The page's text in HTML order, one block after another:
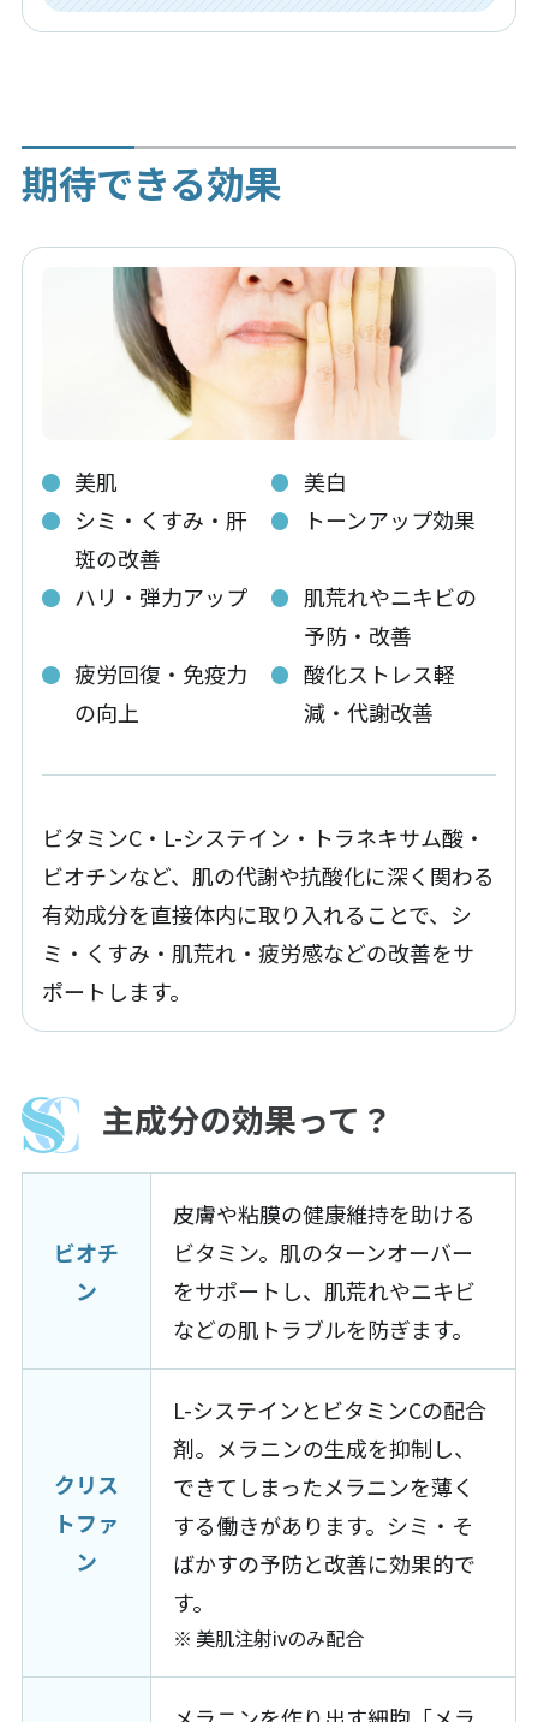
期待できる効果
美肌
美白
シミ・くすみ・肝
斑の改善
トーンアップ効果
ハリ・弾力アップ
肌荒れやニキビの
予防・改善
疲労回復・免疫力
の向上
酸化ストレス軽
減・代謝改善
ビタミンC・L-システイン・トラネキサム酸・
ビオチンなど、肌の代謝や抗酸化に深く関わる
有効成分を直接体内に取り入れることで、シ
ミ・くすみ・肌荒れ・疲労感などの改善をサ
ポートします。
主成分の効果って？
ビオチ
ン
皮膚や粘膜の健康維持を助ける
ビタミン。肌のターンオーバー
をサポートし、肌荒れやニキビ
などの肌トラブルを防ぎます。
クリス
トファ
ン
L-システインとビタミンCの配合
剤。メラニンの生成を抑制し、
できてしまったメラニンを薄く
する働きがあります。シミ・そ
ばかすの予防と改善に効果的で
す。
美肌注射ivのみ配合